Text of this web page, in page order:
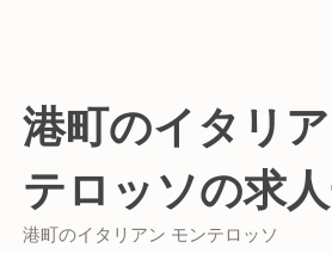
メリハリをつけた働き方を実現
しています。
母体は建築レンタル業界の最大手
営以外にも、農園の運営、魚の
港町のイタリ
テロッソの求
港町のイタリアン モンテロッソ